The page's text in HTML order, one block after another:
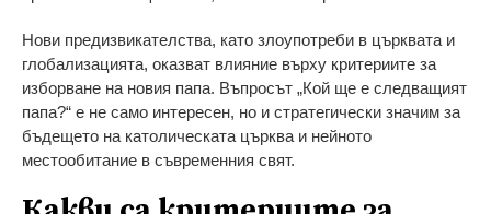
Нови предизвикателства, като злоупотреби в църквата и
глобализацията, оказват влияние върху критериите за
изборване на новия папа. Въпросът „Кой ще е следващият
папа?“ е не само интересен, но и стратегически значим за
бъдещето на католическата църква и нейното
местообитание в съвременния свят.